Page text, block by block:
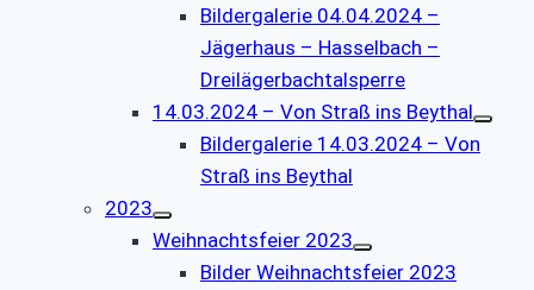
Bildergalerie 04.04.2024 –
Jägerhaus – Hasselbach –
Dreilägerbachtalsperre
14.03.2024 – Von Straß ins Beythal
Bildergalerie 14.03.2024 – Von
Straß ins Beythal
2023
Weihnachtsfeier 2023
Bilder Weihnachtsfeier 2023